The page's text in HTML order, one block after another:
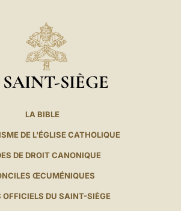
SAINT-SIÈGE
LA BIBLE
DE L'ÉGLISE CATHOLIQUE
DE DROIT CANONIQUE
ŒCUMÉNIQUES
OFFICIELS DU SAINT-SIÈGE